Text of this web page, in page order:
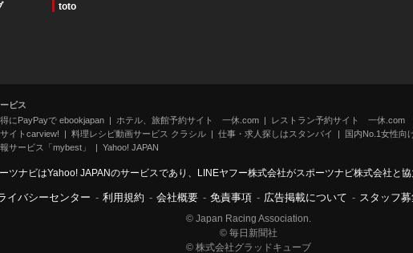
toto
ビス
にPayPayで ebookjapan
ホテル、旅館予約サイト 一休.com
レストラン予約サイト 一休.com
イトcarview!
料理レシピ動画サービス クラシル 仕事・求人探しはスタンバイ
国内No.1女性向
サービス「mybest」
Yahoo! JAPAN
ツナビはYahoo! JAPANのサービスであり、LINEヤフー株式会社がスポーツナビ株式会社と協
イバシーセンター - 利用規約 - 会社概要 - 免責事項 - 広告掲載について - スタッフ
© Japan Racing Association.
© 毎日新聞社
© 株式会社グラッドキューブ